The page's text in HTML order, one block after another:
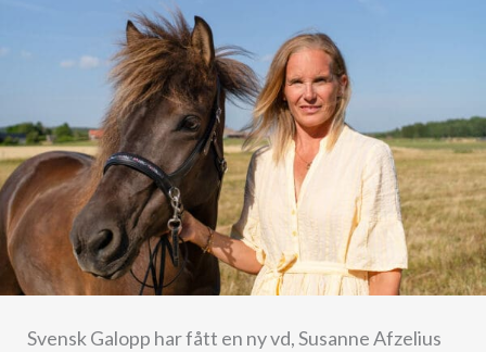
Svensk Galopp har fått en ny vd, Susanne Afzelius